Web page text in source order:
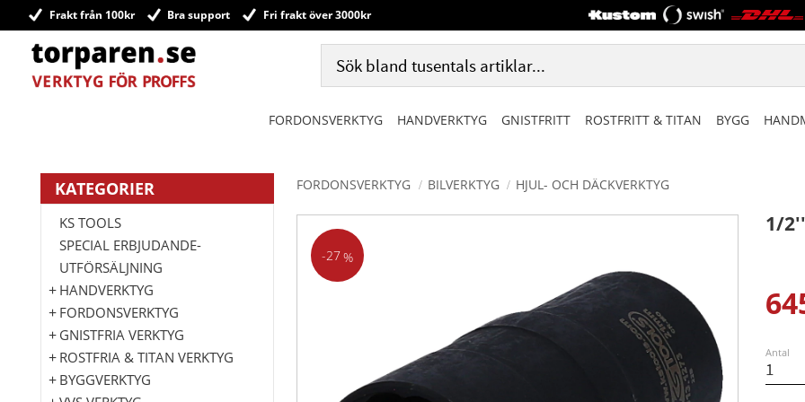
Frakt från 100kr Bra support Fri frakt över 3000kr
FORDONSVERKTYG HANDVERKTYG GNISTFRITT ROSTFRITT & TITAN BYGG
FORDONSVERKTYG BILVERKTYG HJUL- OCH DÄCKVERKTYG
1/2''
27%
Antal
KATEGORIER
KS TOOLS
SPECIAL ERBJUDANDE-
UTFÖRSÄLJNING
HANDVERKTYG
FORDONSVERKTYG
GNISTFRIA VERKTYG
ROSTFRIA & TITAN VERKTYG
BYGGVERKTYG